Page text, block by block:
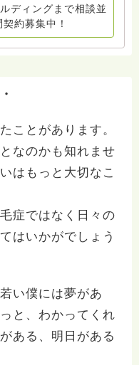
ディングまで相談並
約募集中！
ことがあります。
なのかも知れませ
はもっと大切なこ
症ではなく日々の
はいかがでしょう
い僕には夢があ
と、わかってくれ
ある、明日がある